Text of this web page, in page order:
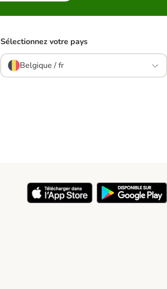
Sélectionnez votre pays
Belgique / fr